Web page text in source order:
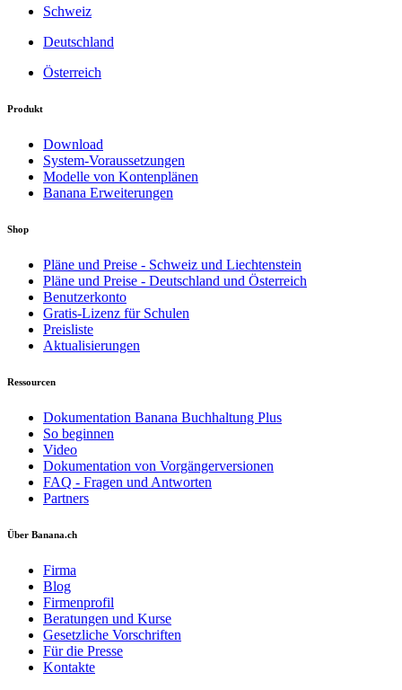
Schweiz
Deutschland
Österreich
Produkt
Download
System-Voraussetzungen
Modelle von Kontenplänen
Banana Erweiterungen
Shop
Pläne und Preise - Schweiz und Liechtenstein
Pläne und Preise - Deutschland und Österreich
Benutzerkonto
Gratis-Lizenz für Schulen
Preisliste
Aktualisierungen
Ressourcen
Dokumentation Banana Buchhaltung Plus
So beginnen
Video
Dokumentation von Vorgängerversionen
FAQ - Fragen und Antworten
Partners
Über Banana.ch
Firma
Blog
Firmenprofil
Beratungen und Kurse
Gesetzliche Vorschriften
Für die Presse
Kontakte